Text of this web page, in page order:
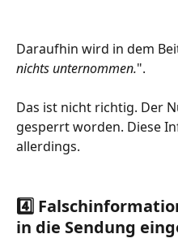
Daraufhin wird in dem
nichts unternommen.".
Das ist nicht richtig. Der
gesperrt worden. Diese
allerdings.
4️⃣
in die Sendung